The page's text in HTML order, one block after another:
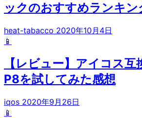
ックのおすすめランキン
heat-tabacco 2020年10月4日
📱
【レビュー】アイコス
P8を試してみた感想
iqos 2020年9月26日
📱